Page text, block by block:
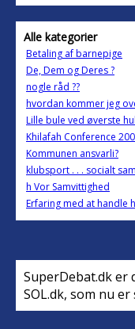
Alle kategorier
Betaling af barnepige
De, Dem og Deres ?
nogle råd ??
hvordan kommer jeg
Lille bule ved øverste
Khilafah Conference
Kommunen ansvarli?
klubsport . . . socialt
h Vor Samvittighed
Erfaring med at handle
SuperDebat.dk er
SOL.dk, som nu